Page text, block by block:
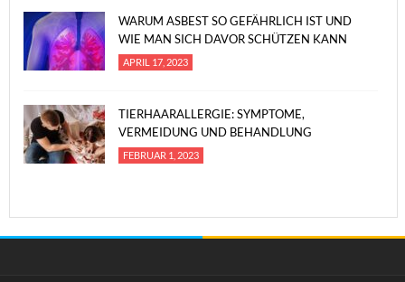
WARUM ASBEST SO GEFÄHRLICH IST UND
WIE MAN SICH DAVOR SCHÜTZEN KANN
APRIL 17, 2023
TIERHAARALLERGIE: SYMPTOME,
VERMEIDUNG UND BEHANDLUNG
FEBRUAR 1, 2023